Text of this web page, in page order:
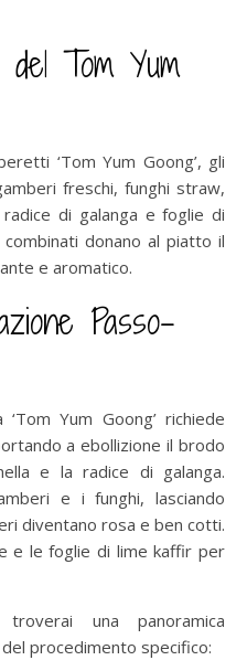
Tom Yum
‘Tom Yum Goong’, gli
freschi, funghi straw,
di galanga e foglie di
donano al piatto il
e aromatico.
Passo-
Yum Goong’ richiede
a ebollizione il brodo
e la radice di galanga.
e i funghi, lasciando
diventano rosa e ben cotti.
e le foglie di lime kaffir per
una panoramica
procedimento specifico: